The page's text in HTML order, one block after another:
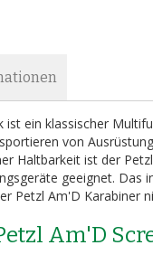
ist ein klassischer
von
Haltbarkeit ist der
geeignet. Das
Petzl Am'D Karabiner
Am'D